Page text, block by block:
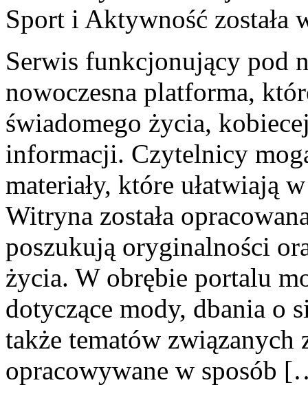
Sport i Aktywność została
Serwis funkcjonujący pod
nowoczesna platforma,
świadomego życia,
informacji. Czytelnicy
materiały, które ułatwiają
Witryna została
poszukują oryginalności
życia. W obrębie portalu
dotyczące mody, dbania o
także tematów związanych
opracowywane w sposób